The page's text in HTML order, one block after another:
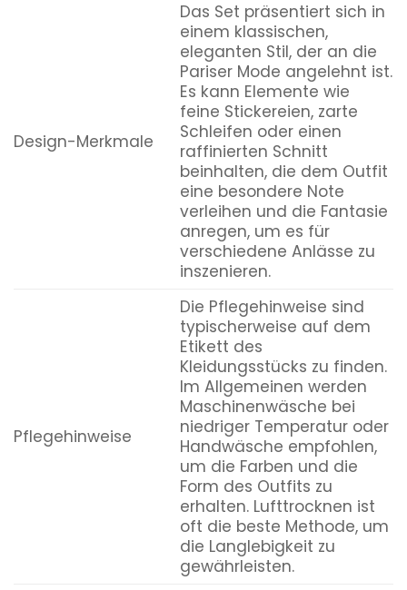
Design-Merkmale
Das Set präsentiert sich in
einem klassischen,
eleganten Stil, der an die
Pariser Mode angelehnt ist.
Es kann Elemente wie
feine Stickereien, zarte
Schleifen oder einen
raffinierten Schnitt
beinhalten, die dem Outfit
eine besondere Note
verleihen und die Fantasie
anregen, um es für
verschiedene Anlässe zu
inszenieren.
Pflegehinweise
Die Pflegehinweise sind
typischerweise auf dem
Etikett des
Kleidungsstücks zu finden.
Im Allgemeinen werden
Maschinenwäsche bei
niedriger Temperatur oder
Handwäsche empfohlen,
um die Farben und die
Form des Outfits zu
erhalten. Lufttrocknen ist
oft die beste Methode, um
die Langlebigkeit zu
gewährleisten.